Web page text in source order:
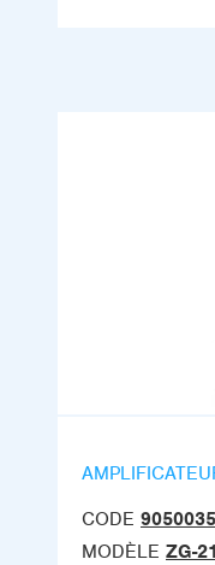
CODE 9050035
MODÈLE ZG-